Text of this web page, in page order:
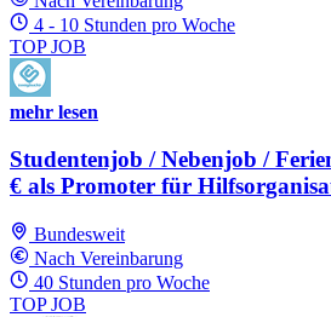
4 - 10 Stunden pro Woche
TOP JOB
mehr lesen
Studentenjob / Nebenjob /
€ als Promoter für
Bundesweit
Nach Vereinbarung
40 Stunden pro Woche
TOP JOB